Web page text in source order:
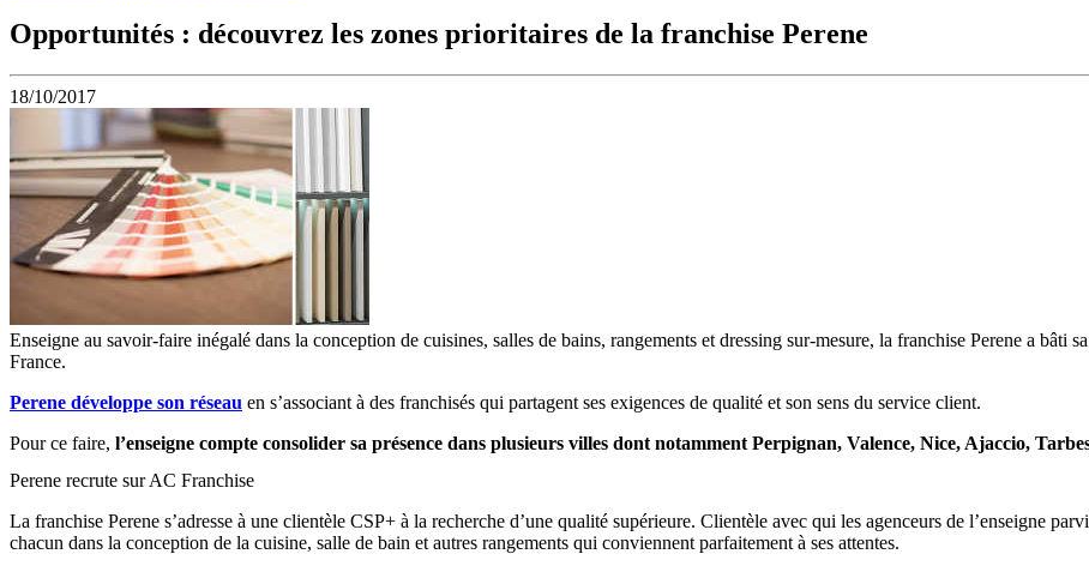
Opportunités : découvrez les zones prioritaires de la franchise Perene
18/10/2017
Enseigne au savoir-faire inégalé dans la conception de cuisines, salles de bains, rangements et dressing sur-mesure, la franchise Perene a bâti
France.
Perene développe son réseau en s’associant à des franchisés qui partagent ses exigences de qualité et son sens du service client.
Pour ce faire, l’enseigne compte consolider sa présence dans plusieurs villes dont notamment Perpignan, Valence, Nice, Ajaccio,
Perene recrute sur AC Franchise
La franchise Perene s’adresse à une clientèle CSP+ à la recherche d’une qualité supérieure. Clientèle avec qui les agenceurs de l’enseigne
chacun dans la conception de la cuisine, salle de bain et autres rangements qui conviennent parfaitement à ses attentes.